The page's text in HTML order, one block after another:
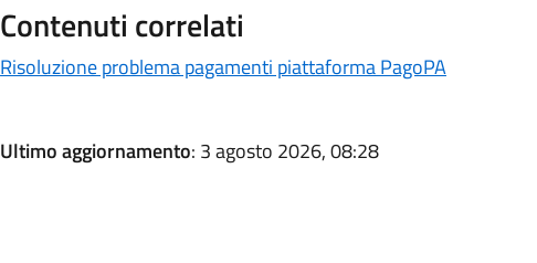
Contenuti correlati
Risoluzione problema pagamenti piattaforma PagoPA
Ultimo aggiornamento: 3 agosto 2026, 08:28